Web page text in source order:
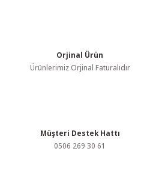
Orjinal Ürün
Ürünlerimiz Orjinal Faturalıdır
Müşteri Destek Hattı
0506 269 30 61